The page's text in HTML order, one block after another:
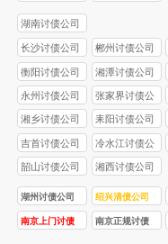
湖南讨债公司
长沙讨债公司 郴州讨债公司
衡阳讨债公司 湘潭讨债公司
永州讨债公司
张家界讨债公
司
湘乡讨债公司 耒阳讨债公司
吉首讨债公司
冷水江讨债公
司
韶山讨债公司 湘西讨债公司
湖州讨债公司 绍兴清债公司
南京上门讨债
南京正规讨债